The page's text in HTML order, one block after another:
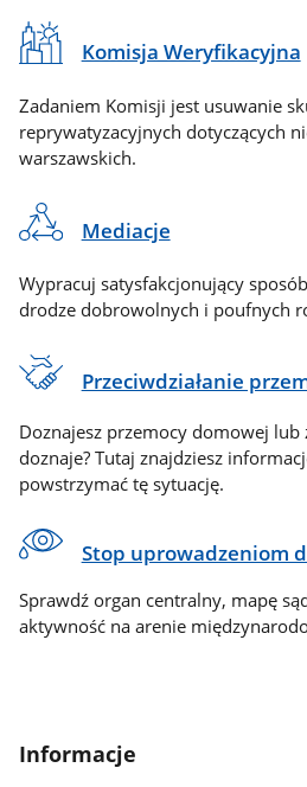
Komisja Weryfikacyjna
Zadaniem Komisji jest usuwanie
reprywatyzacyjnych dotyczących
warszawskich.
Mediacje
Wypracuj satysfakcjonujący
drodze dobrowolnych i poufnych
Przeciwdziałanie
Doznajesz przemocy domowej lub
doznaje? Tutaj znajdziesz
powstrzymać tę sytuację.
Stop uprowadzeniom
Sprawdź organ centralny, mapę
aktywność na arenie
Informacje